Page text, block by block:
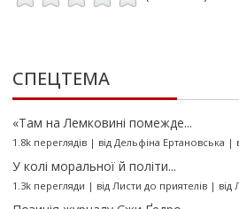
СПЕЦТЕМА
«Там на Лемковині помежде...
1.8k переглядів| від Дельфіна Ертановська |
У колі моральної й політи...
1.3k перегляди | від Листи до приятелів| від